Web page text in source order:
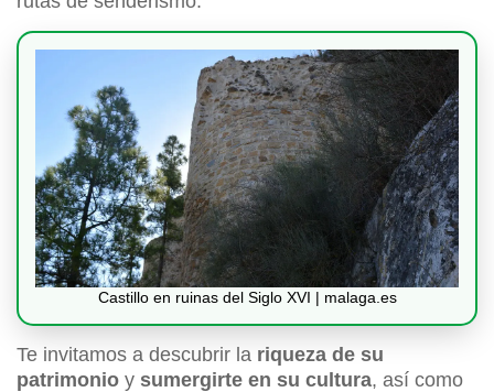
Castillo en ruinas del Siglo XVI | malaga.es
Te invitamos a descubrir la riqueza de su
patrimonio y sumergirte en su cultura, así como